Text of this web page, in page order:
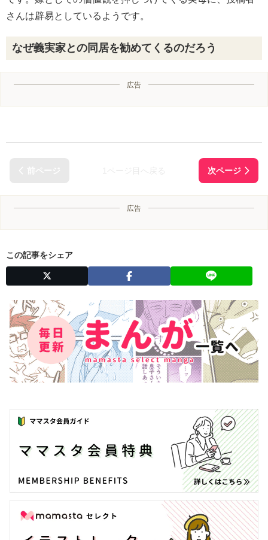
さんは辟易としているようです。
なぜ義実家との同居を勧めてくるのだろう
広告
広告
この記事をシェア